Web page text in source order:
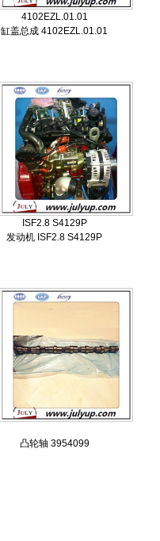
4102EZL.01.01
缸盖总成 4102EZL.01.01
ISF2.8 S4129P
发动机 ISF2.8 S4129P
凸轮轴 3954099